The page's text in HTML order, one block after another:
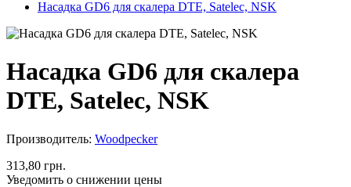
Насадка GD6 для скалера DTE, Satelec, NSK
Насадка GD6 для скалера
DTE, Satelec, NSK
Производитель: Woodpecker
313,80 грн.
Уведомить о снижении цены